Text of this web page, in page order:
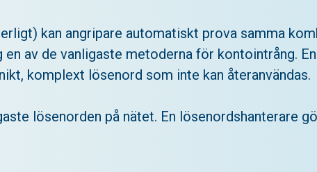
kan angripare automatiskt prova samma
av de vanligaste metoderna för kontointrång. En
komplext lösenord som inte kan återanvändas.
lösenorden på nätet. En lösenordshanterare